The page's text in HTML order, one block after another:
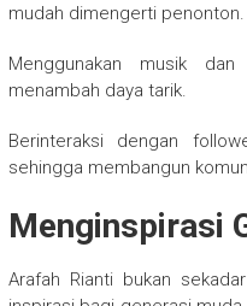
mudah dimengerti penonton.
Menggunakan musik
menambah daya tarik.
Berinteraksi dengan
sehingga membangun
Menginspirasi
Arafah Rianti bukan